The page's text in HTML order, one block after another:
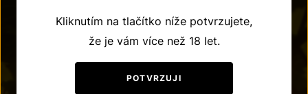
Kliknutím na tlačítko níže potvrzujete,
že je vám více než 18 let.
POTVRZUJI